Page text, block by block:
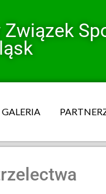
Związek
GALERIA